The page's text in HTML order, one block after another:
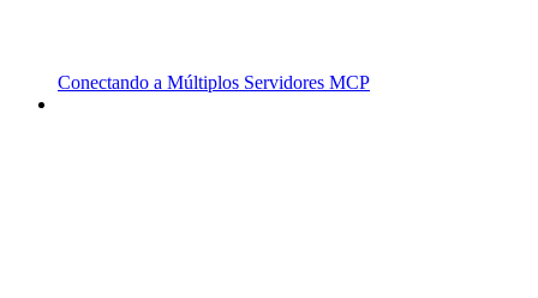
Conectando a Múltiplos Servidores MCP